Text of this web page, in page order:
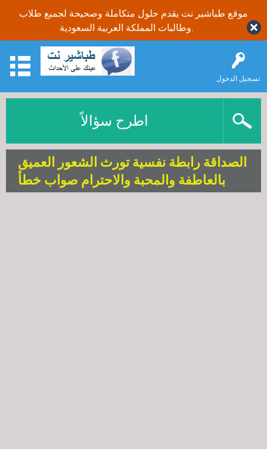
موقع طباشير نت يقدم حلول متكاملة وصحيحة لجميع طلاب
تسجيل الدخول
اطرح سؤالاً
الصداقة رابطة نفسية تورث الشعور العميق
بالعاطفة والمحبة والاحترام صواب خطأ